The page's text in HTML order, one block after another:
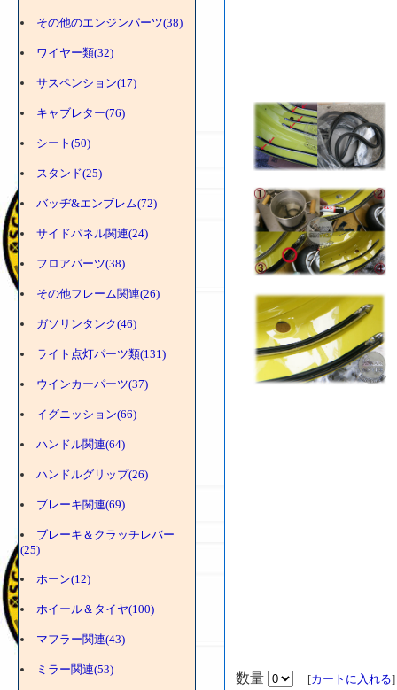
その他のエンジンパーツ(38)
ワイヤー類(32)
サスペンション(17)
キャブレター(76)
シート(50)
スタンド(25)
バッヂ&エンブレム(72)
サイドパネル関連(24)
フロアパーツ(38)
その他フレーム関連(26)
ガソリンタンク(46)
ライト点灯パーツ類(131)
ウインカーパーツ(37)
イグニッション(66)
ハンドル関連(64)
ハンドルグリップ(26)
ブレーキ関連(69)
ブレーキ＆クラッチレバー
(25)
ホーン(12)
ホイール＆タイヤ(100)
マフラー関連(43)
ミラー関連(53)
数量 [カートに入れる